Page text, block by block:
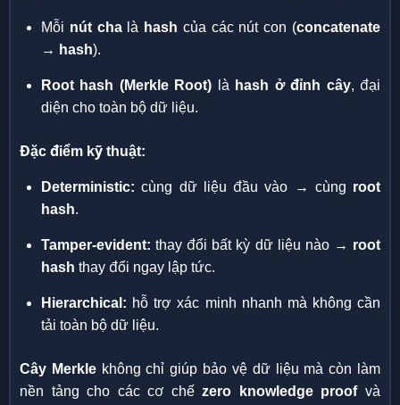
Mỗi nút chalà hash của các nút con (concatenate
→ hash).
Root hash (Merkle Root) là hash ở đỉnh cây, đại
diện cho toàn bộ dữ liệu.
Đặc điểm kỹ thuật:
Deterministic: cùng dữ liệu đầu vào → cùng root
hash.
Tamper-evident: thay đổi bất kỳ dữ liệu nào → root
hash thay đổi ngay lập tức.
Hierarchical: hỗ trợ xác minh nhanh mà không cần
tải toàn bộ dữ liệu.
Cây Merklekhông chỉ giúp bảo vệ dữ liệu mà còn làm
nền tảng cho các cơ chếzero knowledge proofvà